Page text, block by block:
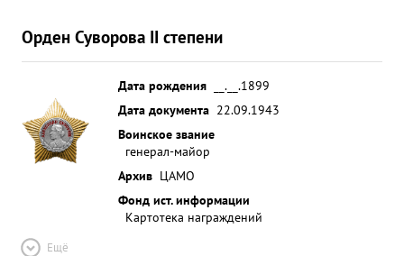
Орден Суворова II степени
Дата рождения
__.__.1899
Дата документа 22.09.1943
Воинское звание
генерал-майор
Архив ЦАМО
Фонд ист. информации
Картотека награждений
Ещё